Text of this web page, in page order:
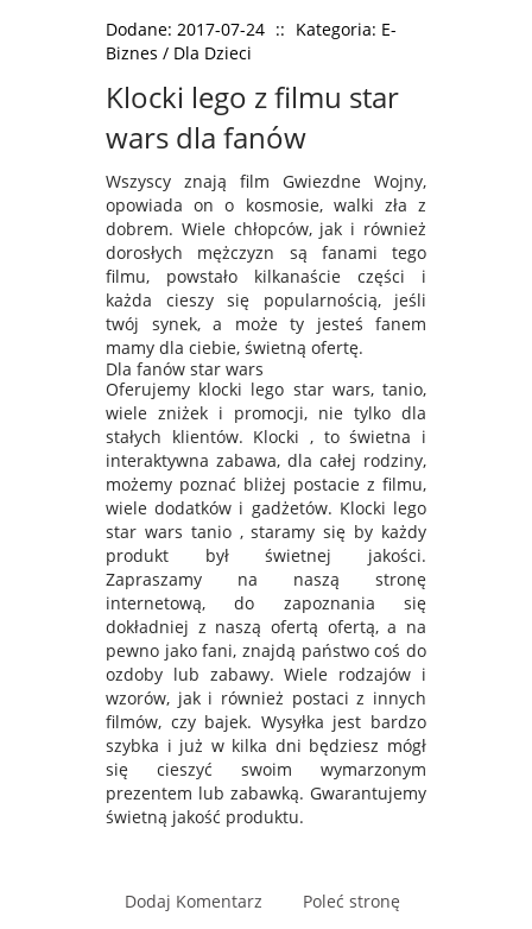
Dodane: 2017-07-24 :: Kategoria: E-
Biznes / Dla Dzieci
Klocki lego z filmu star
wars dla fanów
Wszyscy znają film Gwiezdne Wojny,
opowiada on o kosmosie, walki zła z
dobrem. Wiele chłopców, jak i również
dorosłych mężczyzn są fanami tego
filmu, powstało kilkanaście części i
każda cieszy się popularnością, jeśli
twój synek, a może ty jesteś fanem
mamy dla ciebie, świetną ofertę.
Dla fanów star wars
Oferujemy klocki lego star wars, tanio,
wiele zniżek i promocji, nie tylko dla
stałych klientów. Klocki , to świetna i
interaktywna zabawa, dla całej rodziny,
możemy poznać bliżej postacie z filmu,
wiele dodatków i gadżetów. Klocki lego
star wars tanio , staramy się by każdy
produkt był świetnej jakości.
Zapraszamy na naszą stronę
internetową, do zapoznania się
dokładniej z naszą ofertą ofertą, a na
pewno jako fani, znajdą państwo coś do
ozdoby lub zabawy. Wiele rodzajów i
wzorów, jak i również postaci z innych
filmów, czy bajek. Wysyłka jest bardzo
szybka i już w kilka dni będziesz mógł
się cieszyć swoim wymarzonym
prezentem lub zabawką. Gwarantujemy
świetną jakość produktu.
Dodaj Komentarz Poleć stronę